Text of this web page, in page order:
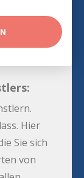
Hier
Sie sich
von